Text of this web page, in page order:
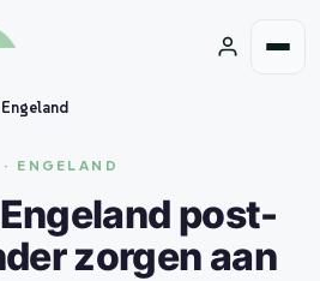
ENGELAND
post-
zorgen aan